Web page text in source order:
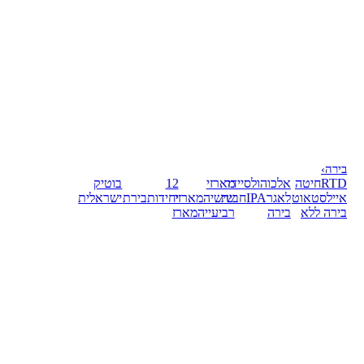
בירה›
RTDחיטה
איילסטאוט
בירה ללא
אלכוהולסיידר
לאגרIPAחבית
בירה
מארזי
שישיהמארזי
רביעייהמארז
12
יחידותבירת
בוטיק
ישראלית